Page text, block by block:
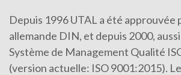
Depuis 1996 UTAL a été approuvée
allemande DIN, et depuis 2000,
Système de Management Qualité
(version actuelle: ISO 9001:2015).